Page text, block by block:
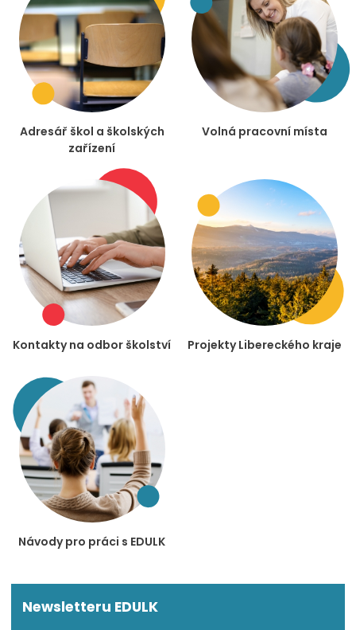
Adresář škol a školských
zařízení
Volná pracovní místa
Kontakty na odbor školství Projekty Libereckého kraje
Návody pro práci s EDULK
Newsletteru EDULK